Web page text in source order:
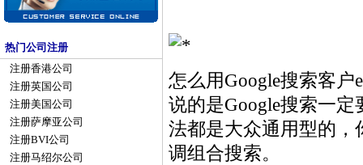
热门公司注册
注册香港公司
注册英国公司
注册美国公司
注册萨摩亚公司
注册BVI公司
注册马绍尔公司
怎么用Google搜索客
说的是Google搜索一
法都是大众通用型的，
调组合搜索。